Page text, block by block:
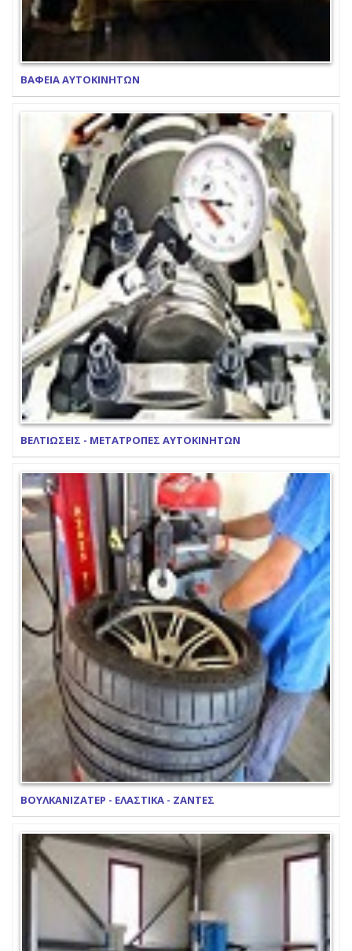
ΒΑΦΕΙΑ ΑΥΤΟΚΙΝΗΤΩΝ
ΒΕΛΤΙΩΣΕΙΣ - ΜΕΤΑΤΡΟΠΕΣ ΑΥΤΟΚΙΝΗΤΩΝ
ΒΟΥΛΚΑΝΙΖΑΤΕΡ - ΕΛΑΣΤΙΚΑ - ΖΑΝΤΕΣ